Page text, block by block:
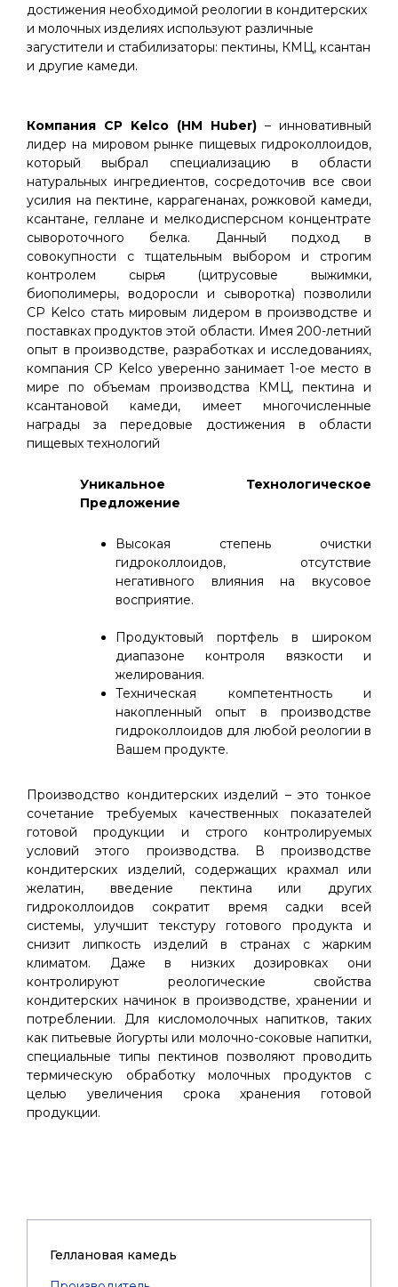
достижения необходимой реологии в кондитерских
и молочных изделиях используют различные
загустители и стабилизаторы: пектины, КМЦ, ксантан
и другие камеди.
Компания СP Kelco (HM Huber) – инновативный
лидер на мировом рынке пищевых гидроколлоидов,
который выбрал специализацию в области
натуральных ингредиентов, сосредоточив все свои
усилия на пектине, каррагенанах, рожковой камеди,
ксантане, геллане и мелкодисперсном концентрате
сывороточного белка. Данный подход в
совокупности с тщательным выбором и строгим
контролем сырья (цитрусовые выжимки,
биополимеры, водоросли и сыворотка) позволили
CP Kelco стать мировым лидером в производстве и
поставках продуктов этой области. Имея 200-летний
опыт в производстве, разработках и исследованиях,
компания CP Kelco уверенно занимает 1-ое место в
мире по объемам производства КМЦ, пектина и
ксантановой камеди, имеет многочисленные
награды за передовые достижения в области
пищевых технологий
Уникальное Технологическое
Предложение
Высокая степень очистки
гидроколлоидов, отсутствие
негативного влияния на вкусовое
восприятие.
Продуктовый портфель в широком
диапазоне контроля вязкости и
желирования.
Техническая компетентность и
накопленный опыт в производстве
гидроколлоидов для любой реологии в
Вашем продукте.
Производство кондитерских изделий – это тонкое
сочетание требуемых качественных показателей
готовой продукции и строго контролируемых
условий этого производства. В производстве
кондитерских изделий, содержащих крахмал или
желатин, введение пектина или других
гидроколлоидов сократит время садки всей
системы, улучшит текстуру готового продукта и
снизит липкость изделий в странах с жарким
климатом. Даже в низких дозировках они
контролируют реологические свойства
кондитерских начинок в производстве, хранении и
потреблении. Для кисломолочных напитков, таких
как питьевые йогурты или молочно-соковые напитки,
специальные типы пектинов позволяют проводить
термическую обработку молочных продуктов с
целью увеличения срока хранения готовой
продукции.
Геллановая камедь